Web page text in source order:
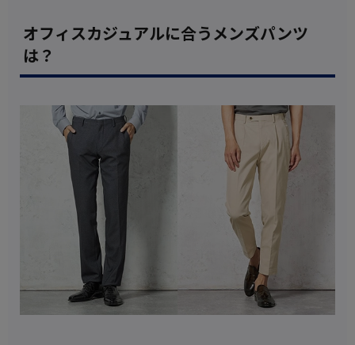
オフィスカジュアルに合うメンズパンツ
は？